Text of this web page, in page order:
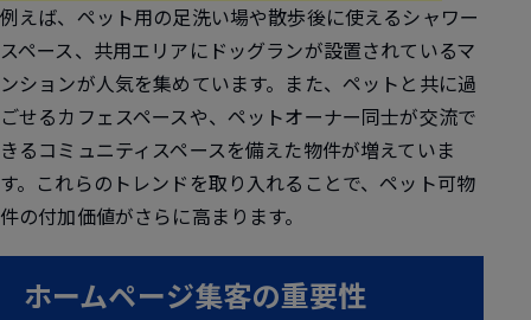
例えば、ペット用の足洗い場や散歩後に使えるシャワー
スペース、共用エリアにドッグランが設置されているマ
ンションが人気を集めています。また、ペットと共に過
ごせるカフェスペースや、ペットオーナー同士が交流で
きるコミュニティスペースを備えた物件が増えていま
す。これらのトレンドを取り入れることで、ペット可物
件の付加価値がさらに高まります。
ホームページ集客の重要性